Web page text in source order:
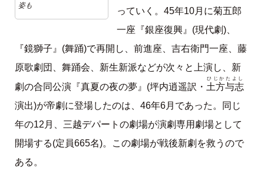
姿も
っていく。45年10月に菊五郎
一座『銀座復興』(現代劇)、
『鏡獅子』(舞踊)で再開し、前進座、吉右衛門一座、藤
原歌劇団、舞踊会、新生新派などが次々と上演し、新
劇の合同公演『真夏の夜の夢』(坪内逍遥訳・ 土方与志
ひじかたよし
演出)が帝劇に登場したのは、46年6月であった。同じ
年の12月、三越デパートの劇場が演劇専用劇場として
開場する(定員665名)。この劇場が戦後新劇を救うので
ある。